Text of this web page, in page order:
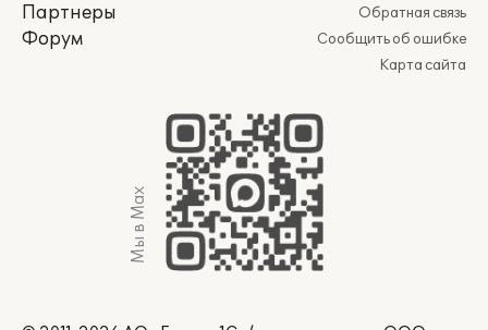
Партнеры
Форум
Обратная связь
Сообщить об ошибке
Карта сайта
Мы в Max